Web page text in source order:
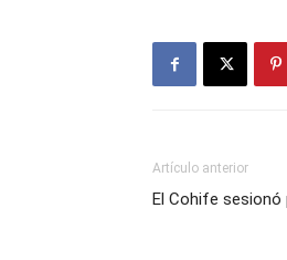
Artículo anterior
El Cohife sesionó